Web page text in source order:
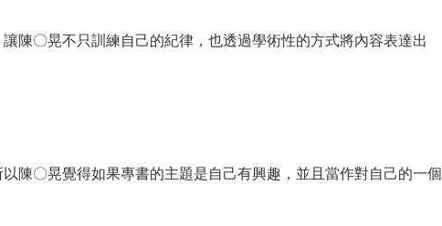
〇晃不只訓練自己的紀律，也透過學術性的方式將內容表達出
〇晃覺得如果專書的主題是自己有興趣，並且當作對自己的一個